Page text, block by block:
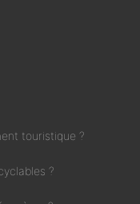
touristique ?
?